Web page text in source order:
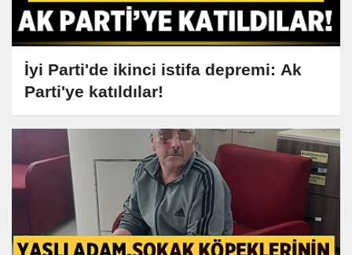
İyi Parti'de ikinci istifa depremi: Ak
Parti'ye katıldılar!